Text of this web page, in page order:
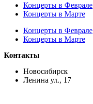
Концерты в Феврале
Концерты в Марте
Концерты в Феврале
Концерты в Марте
Контакты
Новосибирск
Ленина ул., 17